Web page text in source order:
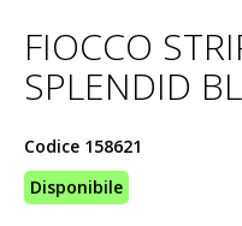
FIOCCO
SPLENDID
Codice 158621
Disponibile